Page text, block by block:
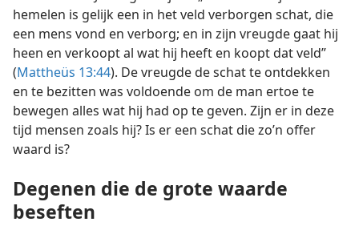
hemelen is gelijk een in het veld verborgen schat, die
een mens vond en verborg; en in zijn vreugde gaat hij
heen en verkoopt al wat hij heeft en koopt dat veld”
(Mattheüs 13:44). De vreugde de schat te ontdekken
en te bezitten was voldoende om de man ertoe te
bewegen alles wat hij had op te geven. Zijn er in deze
tijd mensen zoals hij? Is er een schat die zo’n offer
waard is?
Degenen die de grote waarde
beseften